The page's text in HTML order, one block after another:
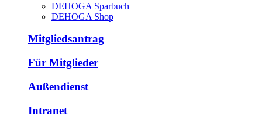
DEHOGA Sparbuch
DEHOGA Shop
Mitgliedsantrag
Für Mitglieder
Außendienst
Intranet